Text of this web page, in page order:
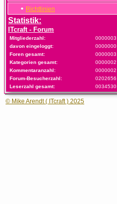
• Richtlinien
Statistik:
ITcraft - Forum
Mitgliederzahl:
0000003
davon eingeloggt:
0000000
Foren gesamt:
0000003
Kategorien gesamt:
0000002
Kommentaranzahl:
0000002
Forum-Besucherzahl:
0202656
Leserzahl gesamt:
0034530
© Mike Arendt ( ITcraft ) 2025